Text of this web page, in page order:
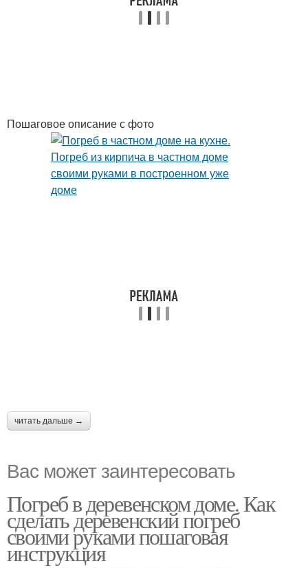
Пошаговое описание с фото
читать дальше →
Вас может заинтересовать
Погреб в деревенском доме. Как
сделать деревенский погреб
своими руками пошаговая
инструкция